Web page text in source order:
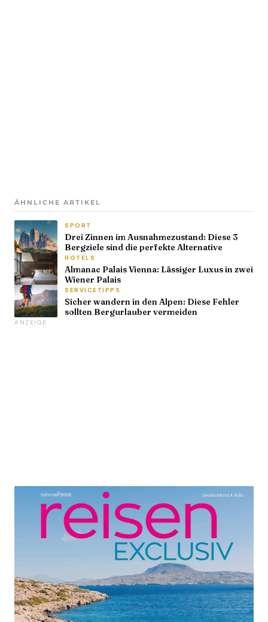
ÄHNLICHE ARTIKEL
SPORT
Drei Zinnen im Ausnahmezustand: Diese 3
Bergziele sind die perfekte Alternative
HOTELS
Almanac Palais Vienna: Lässiger Luxus in zwei
Wiener Palais
SERVICETIPPS
Sicher wandern in den Alpen: Diese Fehler
sollten Bergurlauber vermeiden
ANZEIGE